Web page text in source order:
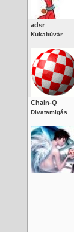
adsr
Kukabúvár
Chain-Q
Divatamigás